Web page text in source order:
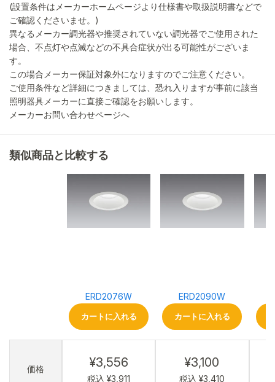
(設置条件はメーカーホームページより仕様書や取扱説明書などで
ご確認くださいませ。)
異なるメーカー調光器や推奨されていない調光器でご使用された
場合、不点灯や点滅などの不具合症状が出る可能性がございま
す。
この場合メーカー保証対象外になりますのでご注意ください。
ご使用条件など詳細につきましては、恐れ入りますが事前に該当
照明器具メーカーに直接ご確認をお願いします。
メーカーお問い合わせページへ
類似商品と比較する
価格
ERD2076W
カートに入れる
¥3,556
税込 ¥3,911
ERD2090W
カートに入れる
¥3,100
税込 ¥3,410